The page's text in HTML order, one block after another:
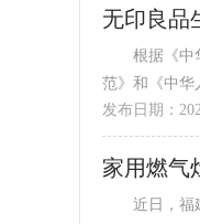
无印良品
根据《中华
范》和《中华
发布日期：
家用燃气
近日，福建